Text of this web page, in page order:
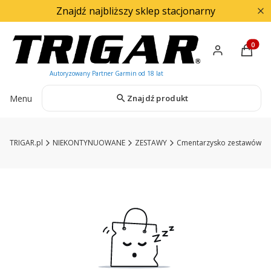
Znajdź najbliższy sklep stacjonarny
Menu Znajdź produkt
TRIGAR.pl NIEKONTYNUOWANE ZESTAWY Cmentarzysko zestawów